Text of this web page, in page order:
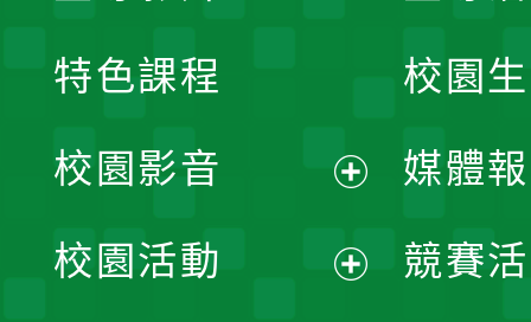
校園
媒體
競賽
特色課程
校園影音
開
校園活動